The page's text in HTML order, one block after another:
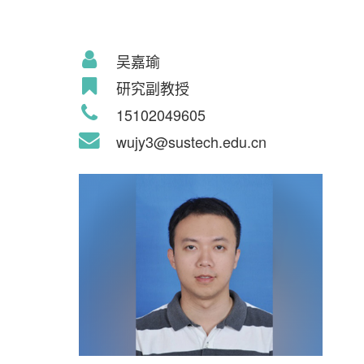
吴嘉瑜
研究副教授
15102049605
wujy3@sustech.edu.cn